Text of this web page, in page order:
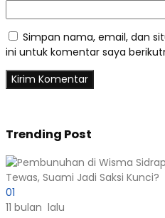
Simpan nama, email, dan
ini untuk komentar saya
Trending Post
01
11 bulan lalu